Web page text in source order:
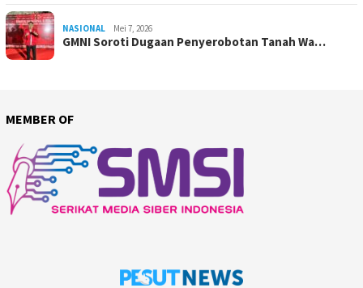
NASIONAL Mei 7, 2026
GMNI Soroti Dugaan Penyerobotan Tanah Wa…
MEMBER OF